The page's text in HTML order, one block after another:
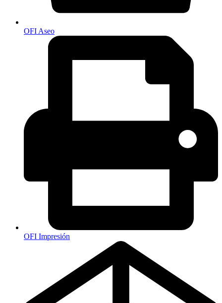
OFI Aseo
OFI Impresión